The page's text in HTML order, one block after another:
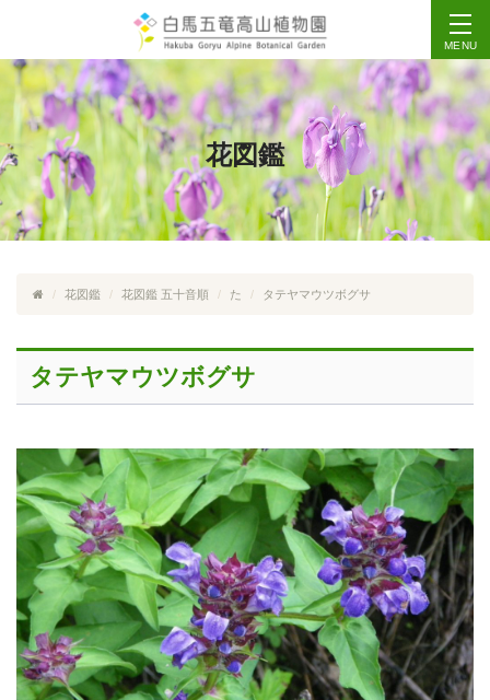
MENU
花図鑑
花図鑑 花図鑑 五十音順 た タテヤマウツボグサ
タテヤマウツボグサ